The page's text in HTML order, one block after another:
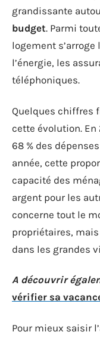
grandissante
budget. Parmi
logement
l’énergie, les
téléphoniques.
Quelques chiffres
cette évolution. En
68 % des
année, cette
capacité des
argent pour les
concerne tout le
propriétaires,
dans les grandes
A découvrir
vérifier sa
Pour mieux saisir